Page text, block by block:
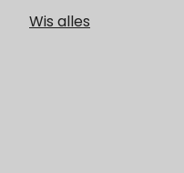
Wis alles